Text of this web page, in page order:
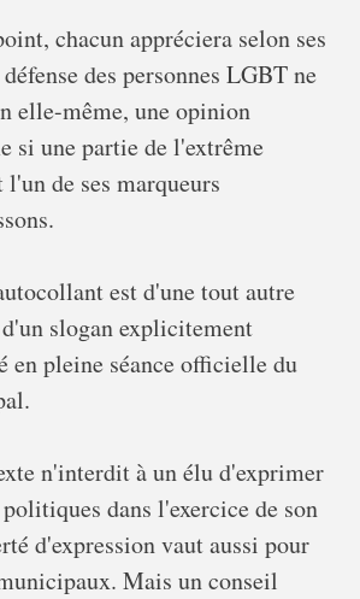
chacun appréciera selon ses
des personnes LGBT ne
elle-même, une opinion
si une partie de l'extrême
de ses marqueurs
est d'une tout autre
slogan explicitement
en pleine séance officielle du
n'interdit à un élu d'exprimer
dans l'exercice de son
d'expression vaut aussi pour
Mais un conseil